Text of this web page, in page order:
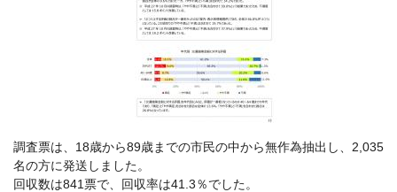
調査票は、18歳から89歳までの市民の中から無作為抽出し、2,035
名の方に発送しました。
回収数は841票で、回収率は41.3％でした。